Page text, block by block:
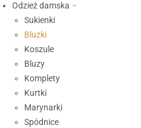
Odzież damska
Sukienki
Bluzki
Koszule
Bluzy
Komplety
Kurtki
Marynarki
Spódnice